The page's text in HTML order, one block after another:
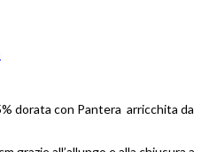
dorata con Pantera arricchita da